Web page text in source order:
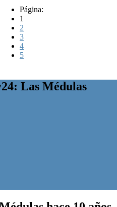
Página:
1
2
3
4
5
Las Médulas